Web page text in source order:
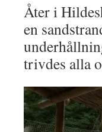
Åter i
en
trivdes alla